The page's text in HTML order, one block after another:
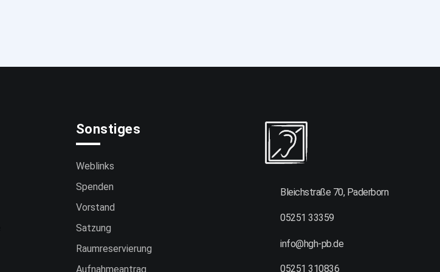
Sonstiges
Weblinks
Spenden
Vorstand
Satzung
Raumreservierung
Aufnahmeantrag
Bleichstraße 70, Paderborn
05251 33359
info@hgh-pb.de
05251 310836